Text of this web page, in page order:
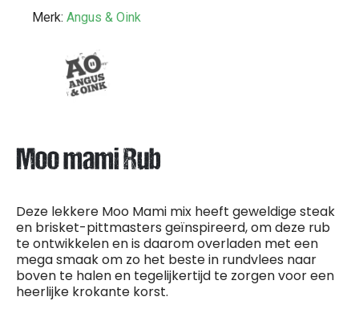
Merk: Angus & Oink
Moo mami Rub
Deze lekkere Moo Mami mix heeft geweldige steak
en brisket-pittmasters geïnspireerd, om deze rub
te ontwikkelen en is daarom overladen met een
mega smaak om zo het beste in rundvlees naar
boven te halen en tegelijkertijd te zorgen voor een
heerlijke krokante korst.